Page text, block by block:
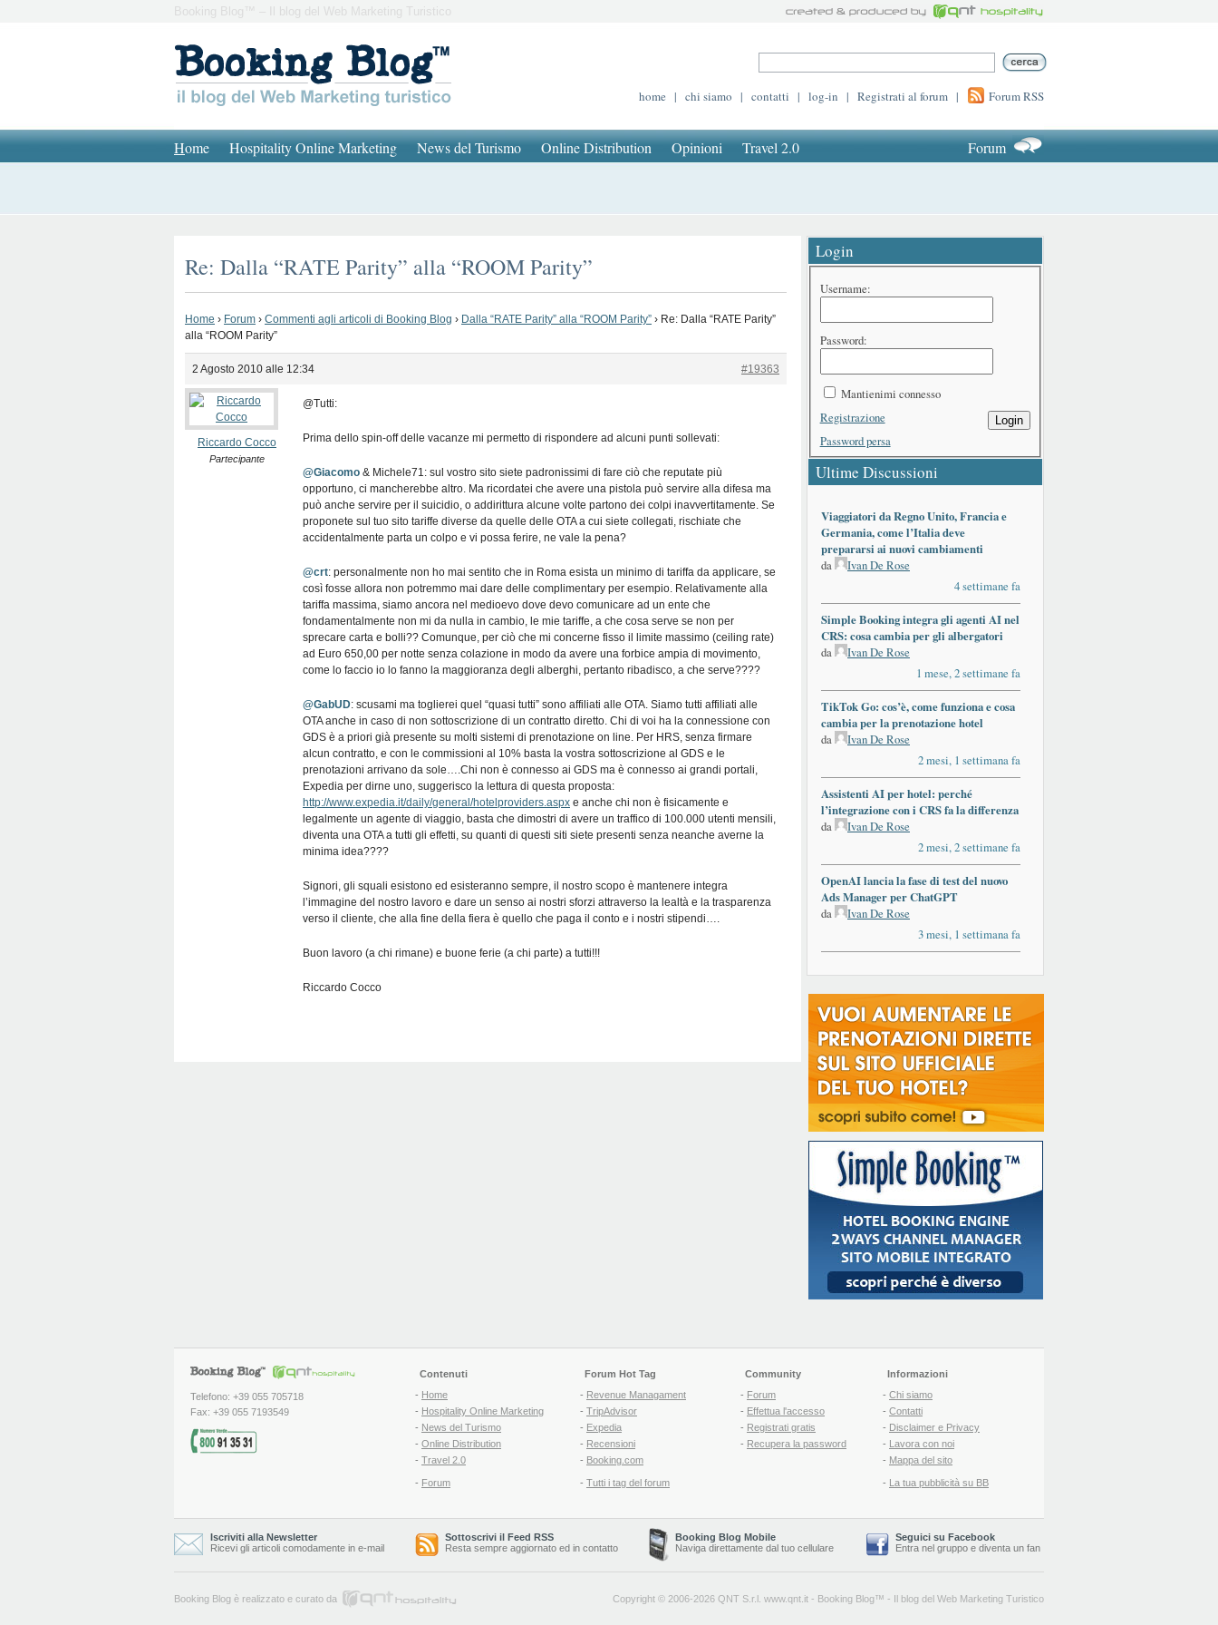
Booking Blog™ – Il blog del Web Marketing Turistico
home | chi siamo | contatti | log-in | Registrati al forum | Forum RSS
Home Hospitality Online Marketing News del Turismo Online Distribution Opinioni Travel 2.0 Forum
Re: Dalla “RATE Parity” alla “ROOM Parity”
Home › Forum › Commenti agli articoli di Booking Blog › Dalla “RATE Parity” alla “ROOM Parity” › Re: Dalla “RATE Parity”
alla “ROOM Parity”
2 Agosto 2010 alle 12:34 #19363
Riccardo Cocco
Partecipante
@Tutti:
Prima dello spin-off delle vacanze mi permetto di rispondere ad alcuni punti sollevati:
@Giacomo & Michele71: sul vostro sito siete padronissimi di fare ciò che reputate più
opportuno, ci mancherebbe altro. Ma ricordatei che avere una pistola può servire alla difesa ma
può anche servire per il suicidio, o addirittura alcune volte partono dei colpi inavvertitamente. Se
proponete sul tuo sito tariffe diverse da quelle delle OTA a cui siete collegati, rischiate che
accidentalmente parta un colpo e vi possa ferire, ne vale la pena?
@crt: personalmente non ho mai sentito che in Roma esista un minimo di tariffa da applicare, se
così fosse allora non potremmo mai dare delle complimentary per esempio. Relativamente alla
tariffa massima, siamo ancora nel medioevo dove devo comunicare ad un ente che
fondamentalmente non mi da nulla in cambio, le mie tariffe, a che cosa serve se non per
sprecare carta e bolli?? Comunque, per ciò che mi concerne fisso il limite massimo (ceiling rate)
ad Euro 650,00 per notte senza colazione in modo da avere una forbice ampia di movimento,
come lo faccio io lo fanno la maggioranza degli alberghi, pertanto ribadisco, a che serve????
@GabUD: scusami ma toglierei quel “quasi tutti” sono affiliati alle OTA. Siamo tutti affiliati alle
OTA anche in caso di non sottoscrizione di un contratto diretto. Chi di voi ha la connessione con
GDS è a priori già presente su molti sistemi di prenotazione on line. Per HRS, senza firmare
alcun contratto, e con le commissioni al 10% basta la vostra sottoscrizione al GDS e le
prenotazioni arrivano da sole….Chi non è connesso ai GDS ma è connesso ai grandi portali,
Expedia per dirne uno, suggerisco la lettura di questa proposta:
http://www.expedia.it/daily/general/hotelproviders.aspx e anche chi non è fisicamente e
legalmente un agente di viaggio, basta che dimostri di avere un traffico di 100.000 utenti mensili,
diventa una OTA a tutti gli effetti, su quanti di questi siti siete presenti senza neanche averne la
minima idea????
Signori, gli squali esistono ed esisteranno sempre, il nostro scopo è mantenere integra
l’immagine del nostro lavoro e dare un senso ai nostri sforzi attraverso la lealtà e la trasparenza
verso il cliente, che alla fine della fiera è quello che paga il conto e i nostri stipendi….
Buon lavoro (a chi rimane) e buone ferie (a chi parte) a tutti!!!
Riccardo Cocco
Login
Username:
Password:
Mantienimi connesso
Login
Registrazione
Password persa
Ultime Discussioni
Viaggiatori da Regno Unito, Francia e
Germania, come l’Italia deve
prepararsi ai nuovi cambiamenti
da
Ivan De Rose
4 settimane fa
Simple Booking integra gli agenti AI nel
CRS: cosa cambia per gli albergatori
da
Ivan De Rose
1 mese, 2 settimane fa
TikTok Go: cos’è, come funziona e cosa
cambia per la prenotazione hotel
da
Ivan De Rose
2 mesi, 1 settimana fa
Assistenti AI per hotel: perché
l’integrazione con i CRS fa la differenza
da
Ivan De Rose
2 mesi, 2 settimane fa
OpenAI lancia la fase di test del nuovo
Ads Manager per ChatGPT
da
Ivan De Rose
3 mesi, 1 settimana fa
Telefono: +39 055 705718
Fax: +39 055 7193549
Contenuti
- Home
- Hospitality Online Marketing
- News del Turismo
- Online Distribution
- Travel 2.0
- Forum
Forum Hot Tag
- Revenue Managament
- TripAdvisor
- Expedia
- Recensioni
- Booking.com
- Tutti i tag del forum
Community
- Forum
- Effettua l'accesso
- Registrati gratis
- Recupera la password
Informazioni
- Chi siamo
- Contatti
- Disclaimer e Privacy
- Lavora con noi
- Mappa del sito
- La tua pubblicità su BB
Iscriviti alla Newsletter
Ricevi gli articoli comodamente in e-mail
Sottoscrivi il Feed RSS
Resta sempre aggiornato ed in contatto
Booking Blog Mobile
Naviga direttamente dal tuo cellulare
Seguici su Facebook
Entra nel gruppo e diventa un fan
Booking Blog è realizzato e curato da Copyright © 2006-2026 QNT S.r.l. www.qnt.it - Booking Blog™ - Il blog del Web Marketing Turistico